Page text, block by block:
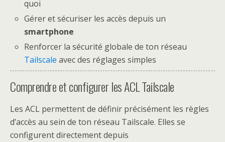
quoi
Gérer et sécuriser les accès depuis un
smartphone
Renforcer la sécurité globale de ton réseau
Tailscale avec des réglages simples
Comprendre et configurer les ACL Tailscale
Les ACL permettent de définir précisément les règles
d’accès au sein de ton réseau Tailscale. Elles se
configurent directement depuis